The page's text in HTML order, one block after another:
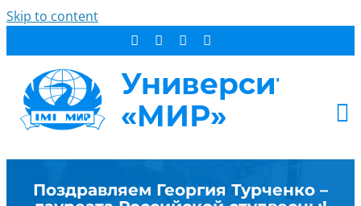
Skip to content
СТУДЕНТУ
Поздравляем Георгия Турченко –